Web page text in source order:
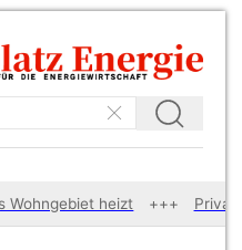
heizt Private